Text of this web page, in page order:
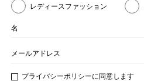
レディースファッション
名
メールアドレス
プライバシーポリシーに同意します